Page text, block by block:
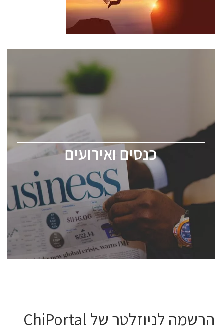
כנסים ואירועים
כנסים ואירועים
לכל העוסקים בתעשיית הסמיקונדקטור כולל מהנדסים,
ChipEx2026 will be held on May 12-13, 2026. The
conference is intended for everyone involved in the
semiconductor industry, including engineers,
professional experts, and senior executives.
לחץ לפרטים
הרשמה לניוזלטר של ChiPortal